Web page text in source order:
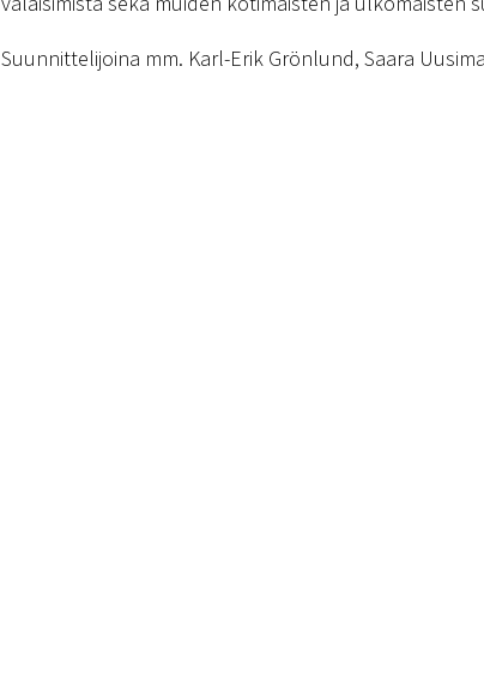
Suunnittelijoina mm. Karl-Erik Grönlund, Saara